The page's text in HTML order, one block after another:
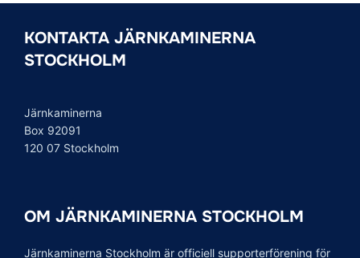
KONTAKTA JÄRNKAMINERNA
STOCKHOLM
Järnkaminerna
Box 92091
120 07 Stockholm
OM JÄRNKAMINERNA STOCKHOLM
Järnkaminerna Stockholm är officiell supporterförening för